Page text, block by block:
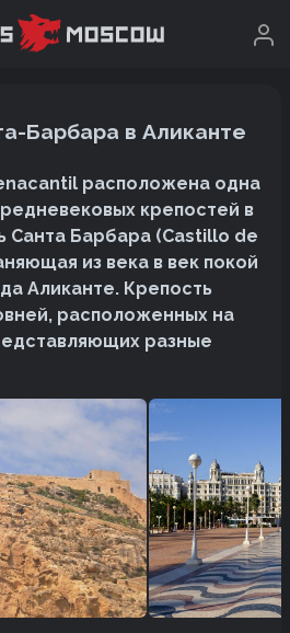
Барбара в Аликанте
расположена одна
крепостей в
Санта Барбара (Castillo de
из века в век покой
Аликанте. Крепость
расположенных на
разные